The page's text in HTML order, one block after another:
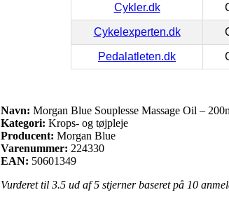
Cykler.dk
Cykelexperten.dk
Pedalatleten.dk
Navn: Morgan Blue Souplesse Massage Oil –
Kategori: Krops- og tøjpleje
Producent: Morgan Blue
Varenummer: 224330
EAN: 50601349
Vurderet til 3.5 ud af 5 stjerner baseret på 10